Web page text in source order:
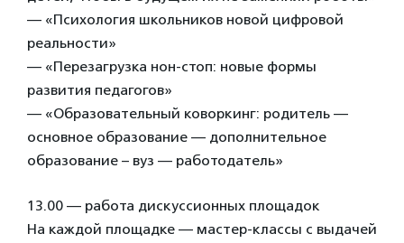
— «Психология школьников новой цифровой
реальности»
— «Перезагрузка нон-стоп: новые формы
развития педагогов»
— «Образовательный коворкинг: родитель —
основное образование — дополнительное
образование – вуз — работодатель»
13.00 — работа дискуссионных площадок
На каждой площадке — мастер-классы с выдачей